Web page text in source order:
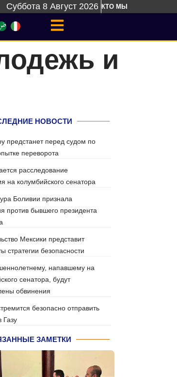
Суббота 8 Август 2026 КТО МЫ
и
НОВОСТИ
предстанет перед судом по
переворота
расследование
на колумбийского сенатора
Боливии признала
против бывшего президента
Мексики представит
стратегии безопасности
напавшему на
сенатора, будут
обвинения
безопасно отправить
Газу
ЗАМЕТКИ